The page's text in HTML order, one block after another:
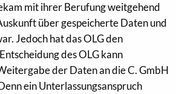
mit ihrer Berufung weitgehend
über gespeicherte Daten und
Jedoch hat das OLG den
des OLG kann
der Daten an die C. GmbH
ein Unterlassungsanspruch